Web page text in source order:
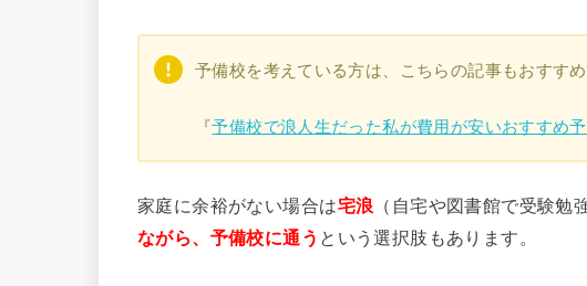
予備校を考えている方は、こちらの記事もおすすめ
『予備校で浪人生だった私が費用が安いおすすめ予
家庭に余裕がない場合は宅浪 （自宅や図書館で受験勉
ながら、予備校に通う という選択肢もあります。